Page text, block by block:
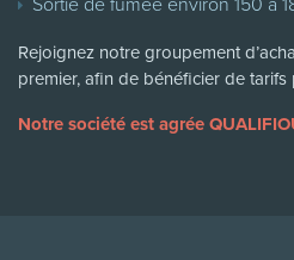
Sortie de fumée environ 150 à
Rejoignez notre groupement
premier, afin de bénéficier de tarifs
Notre société est agrée